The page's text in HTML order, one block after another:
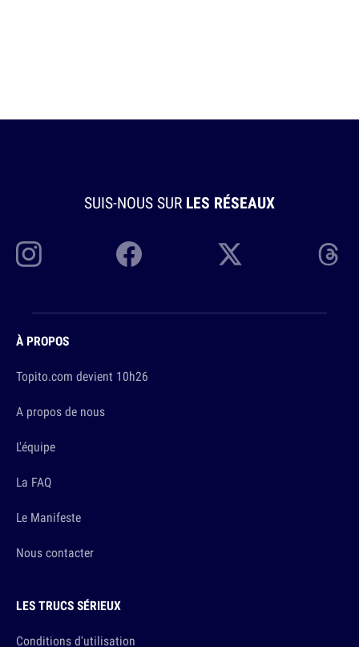
SUIS-NOUS SUR LES RÉSEAUX
À PROPOS
Topito.com devient 10h26
A propos de nous
L'équipe
La FAQ
Le Manifeste
Nous contacter
LES TRUCS SÉRIEUX
Conditions d'utilisation